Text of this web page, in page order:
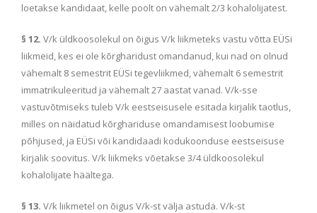
loetakse kandidaat, kelle poolt on vähemalt 2/3 kohalolijatest.
§ 12. V/k üldkoosolekul on õigus V/k liikmeteks vastu võtta EÜSi
liikmeid, kes ei ole kõrgharidust omandanud, kui nad on olnud
vähemalt 8 semestrit EÜSi tegevliikmed, vähemalt 6 semestrit
immatrikuleeritud ja vähemalt 27 aastat vanad. V/k-sse
vastuvõtmiseks tuleb V/k eestseisusele esitada kirjalik taotlus,
milles on näidatud kõrghariduse omandamisest loobumise
põhjused, ja EÜSi või kandidaadi kodukoonduse eestseisuse
kirjalik soovitus. V/k liikmeks võetakse 3/4 üldkoosolekul
kohalolijate häältega.
§ 13. V/k liikmetel on õigus V/k-st välja astuda. V/k-st